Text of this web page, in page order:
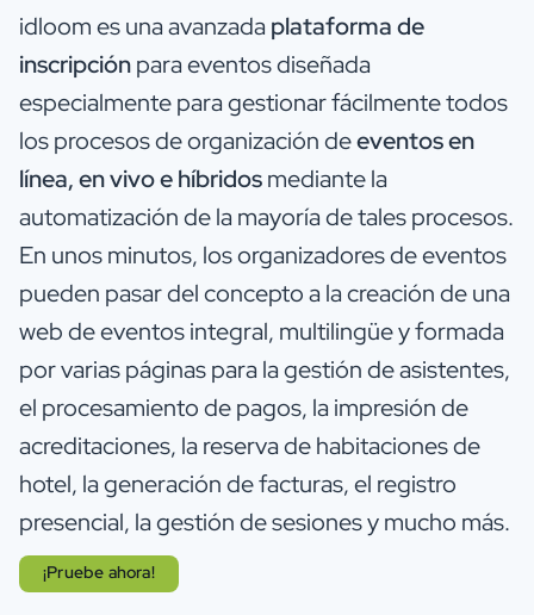
idloom es una avanzada plataforma de
inscripciónpara eventos diseñada
especialmente para gestionar fácilmente todos
los procesos de organización deeventos en
línea, en vivo e híbridosmediante la
automatización de la mayoría de tales procesos.
En unos minutos, los organizadores de eventos
pueden pasar del concepto a la creación de una
web de eventos integral, multilingüe y formada
por varias páginas para la gestión de asistentes,
el procesamiento de pagos, la impresión de
acreditaciones, la reserva de habitaciones de
hotel, la generación de facturas, el registro
presencial, la gestión de sesiones y mucho más.
¡Pruebe ahora!